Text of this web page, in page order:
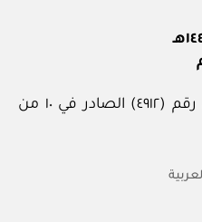
نشر في عدد جريدة أم القرى رقم (٤٩١٢) الصادر في ١٠ من